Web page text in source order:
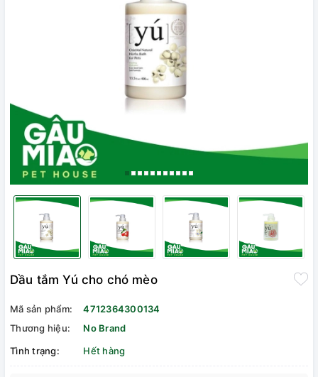
Dầu tắm Yú cho chó mèo
Mã sản phẩm:
4712364300134
Thương hiệu:
No Brand
Tình trạng:
Hết hàng